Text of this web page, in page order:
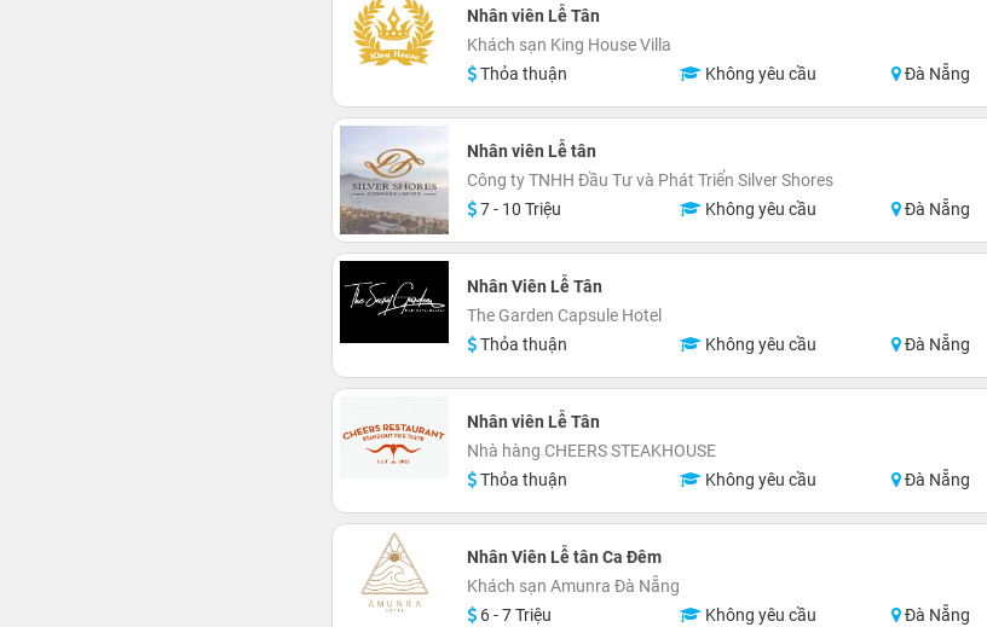
Nhân viên Lễ Tân
Khách sạn King House Villa
Thỏa thuận
Không yêu cầu Đà Nẵng
Nhân viên Lễ tân
Công ty TNHH Đầu Tư và Phát Triển Silver Shores
7 - 10 Triệu
Không yêu cầu Đà Nẵng
Nhân Viên Lễ Tân
The Garden Capsule Hotel
Thỏa thuận
Không yêu cầu Đà Nẵng
Nhân viên Lễ Tân
Nhà hàng CHEERS STEAKHOUSE
Thỏa thuận
Không yêu cầu Đà Nẵng
Nhân Viên Lễ tân Ca Đêm
Khách sạn Amunra Đà Nẵng
6 - 7 Triệu
Không yêu cầu Đà Nẵng